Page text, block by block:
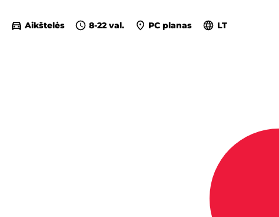
Aikštelės 8-22 val. PC planas LT